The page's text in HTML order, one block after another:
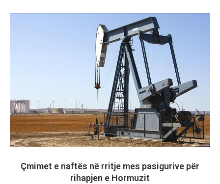
Çmimet e naftës në rritje mes pasigurive për
rihapjen e Hormuzit